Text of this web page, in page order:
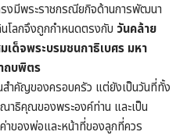
งมีพระราชกรณียกิจด้านการพัฒนา
โลกจึงถูกกำหนดตรงกับ วันคล้าย
ด็จพระบรมชนกาธิเบศร มหา
ถบพิตร
ำคัญของครอบครัว แต่ยังเป็นวันที่ทั้ง
าธิคุณของพระองค์ท่าน และเป็น
ของพ่อและหน้าที่ของลูกที่ควร